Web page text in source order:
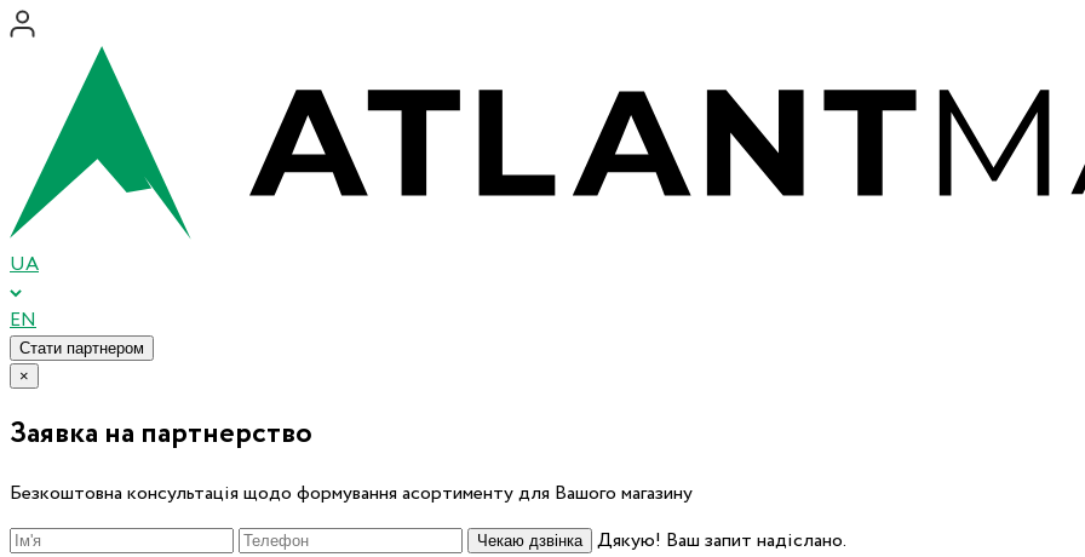
UA
EN
Стати партнером
×
Заявка на партнерство
Безкоштовна консультація щодо формування асортименту для Вашого магазину
Чекаю дзвінка
Дякую! Ваш запит надіслано.